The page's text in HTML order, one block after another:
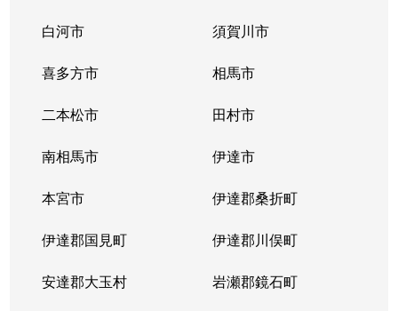
白河市 須賀川市
喜多方市 相馬市
二本松市 田村市
南相馬市 伊達市
本宮市 伊達郡桑折町
伊達郡国見町 伊達郡川俣町
安達郡大玉村 岩瀬郡鏡石町